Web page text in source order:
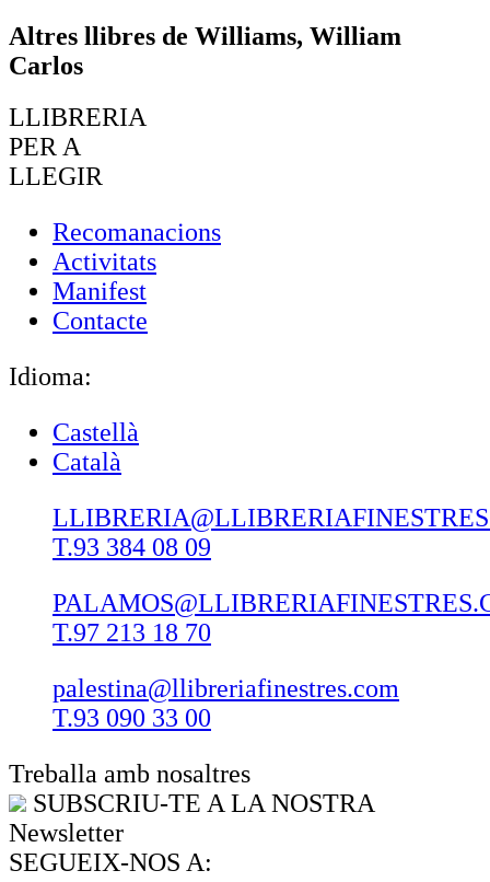
Altres llibres de Williams, William
Carlos
LLIBRERIA
PER A
LLEGIR
Recomanacions
Activitats
Manifest
Contacte
Idioma:
Castellà
Català
T.93 384 08 09
T.97 213 18 70
palestina@llibreriafinestres.com
T.93 090 33 00
Treballa amb nosaltres
SUBSCRIU-TE A LA NOSTRA
Newsletter
SEGUEIX-NOS A: